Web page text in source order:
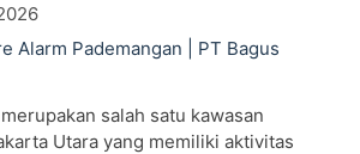
Alarm Pademangan | PT Bagus
salah satu kawasan
Utara yang memiliki aktivitas